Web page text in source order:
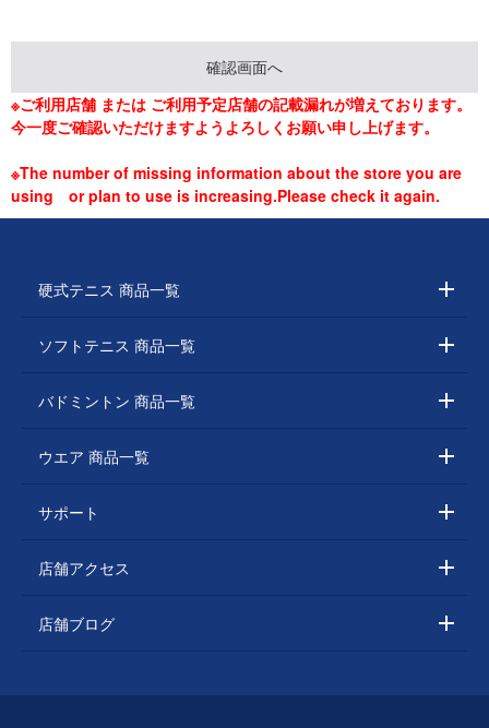
※ご利用店舗 または ご利用予定店舗の記載漏れが増えております。
今一度ご確認いただけますようよろしくお願い申し上げます。
※The number of missing information about the store you are
using or plan to use is increasing.Please check it again.
硬式テニス 商品一覧
ソフトテニス 商品一覧
バドミントン 商品一覧
ウエア 商品一覧
サポート
店舗アクセス
店舗ブログ